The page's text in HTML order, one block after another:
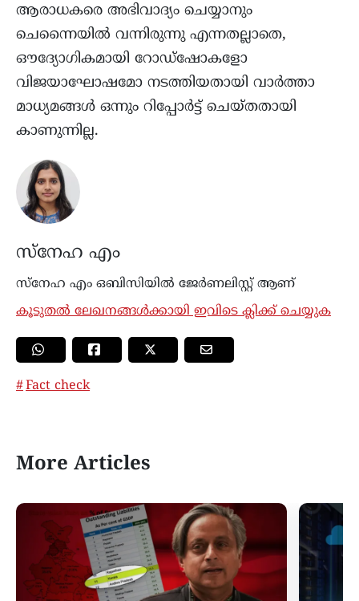
ആരാധകരെ അഭിവാദ്യം ചെയ്യാനും
ചെന്നൈയിൽ വന്നിരുന്നു എന്നതല്ലാതെ,
ഔദ്യോഗികമായി റോഡ്‌ഷോകളോ
വിജയാഘോഷമോ നടത്തിയതായി വാര്‍ത്താ
മാധ്യമങ്ങള്‍ ഒന്നും റിപ്പോര്‍ട്ട്‌ ചെയ്തതായി
കാണുന്നില്ല.
സ്നേഹ എം
സ്നേഹ എം ഒബിസിയില്‍ ജേർണലിസ്റ്റ് ആണ്
കൂടുതൽ ലേഖനങ്ങൾക്കായി ഇവിടെ ക്ലിക്ക് ചെയ്യുക
Fact check
More Articles